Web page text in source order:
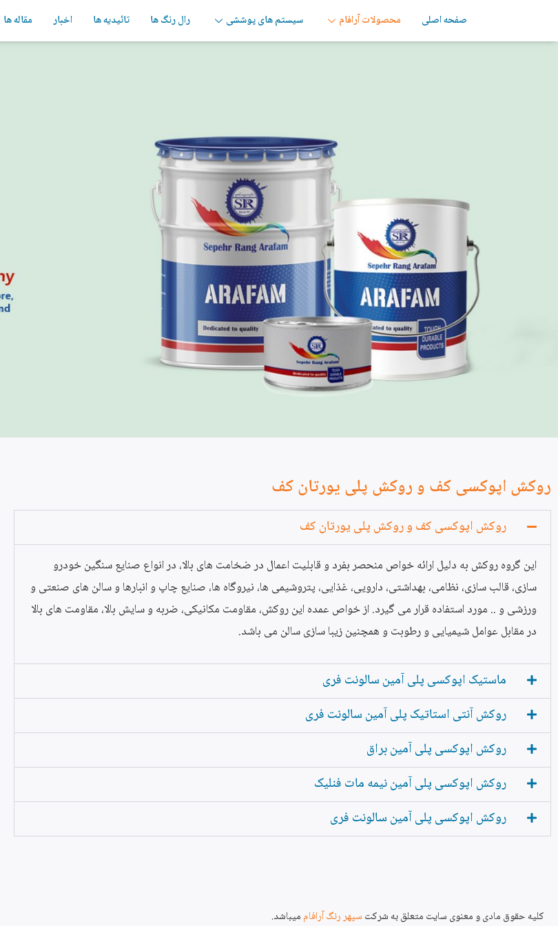
صفحه اصلی محصولات آرافام سیستم های پوششی رال رنگ ها تائیدیه ها اخبار مقاله ها
روکش اپوکسی کف و روکش پلی یورتان کف
روکش اپوکسی کف و روکش پلی یورتان کف
این گروه روکش به دلیل ارائه خواص منحصر بفرد و قابلیت اعمال در ضخامت های بالا، در انواع صنایع سنگین خودرو
سازی، قالب سازی، نظامی، بهداشتی، دارویی، غذایی، پتروشیمی ها، نیروگاه ها، صنایع چاپ و انبارها و سالن های صنعتی و
ورزشی و .. مورد استفاده قرار می گیرد. از خواص عمده این روکش، مقاومت مکانیکی، ضربه و سایش بالا، مقاومت های بالا
در مقابل عوامل شیمیایی و رطوبت و همچنین زیبا سازی سالن می باشد.
ماستیک اپوکسی پلی آمین سالونت فری
روکش آنتی استاتیک پلی آمین سالونت فری
روکش اپوکسی پلی آمین براق
روکش اپوکسی پلی آمین نیمه مات فنلیک
روکش اپوکسی پلی آمین سالونت فری
کلیه حقوق مادی و معنوی سایت متعلق به شرکتسپهر رنگ آرافاممیباشد.